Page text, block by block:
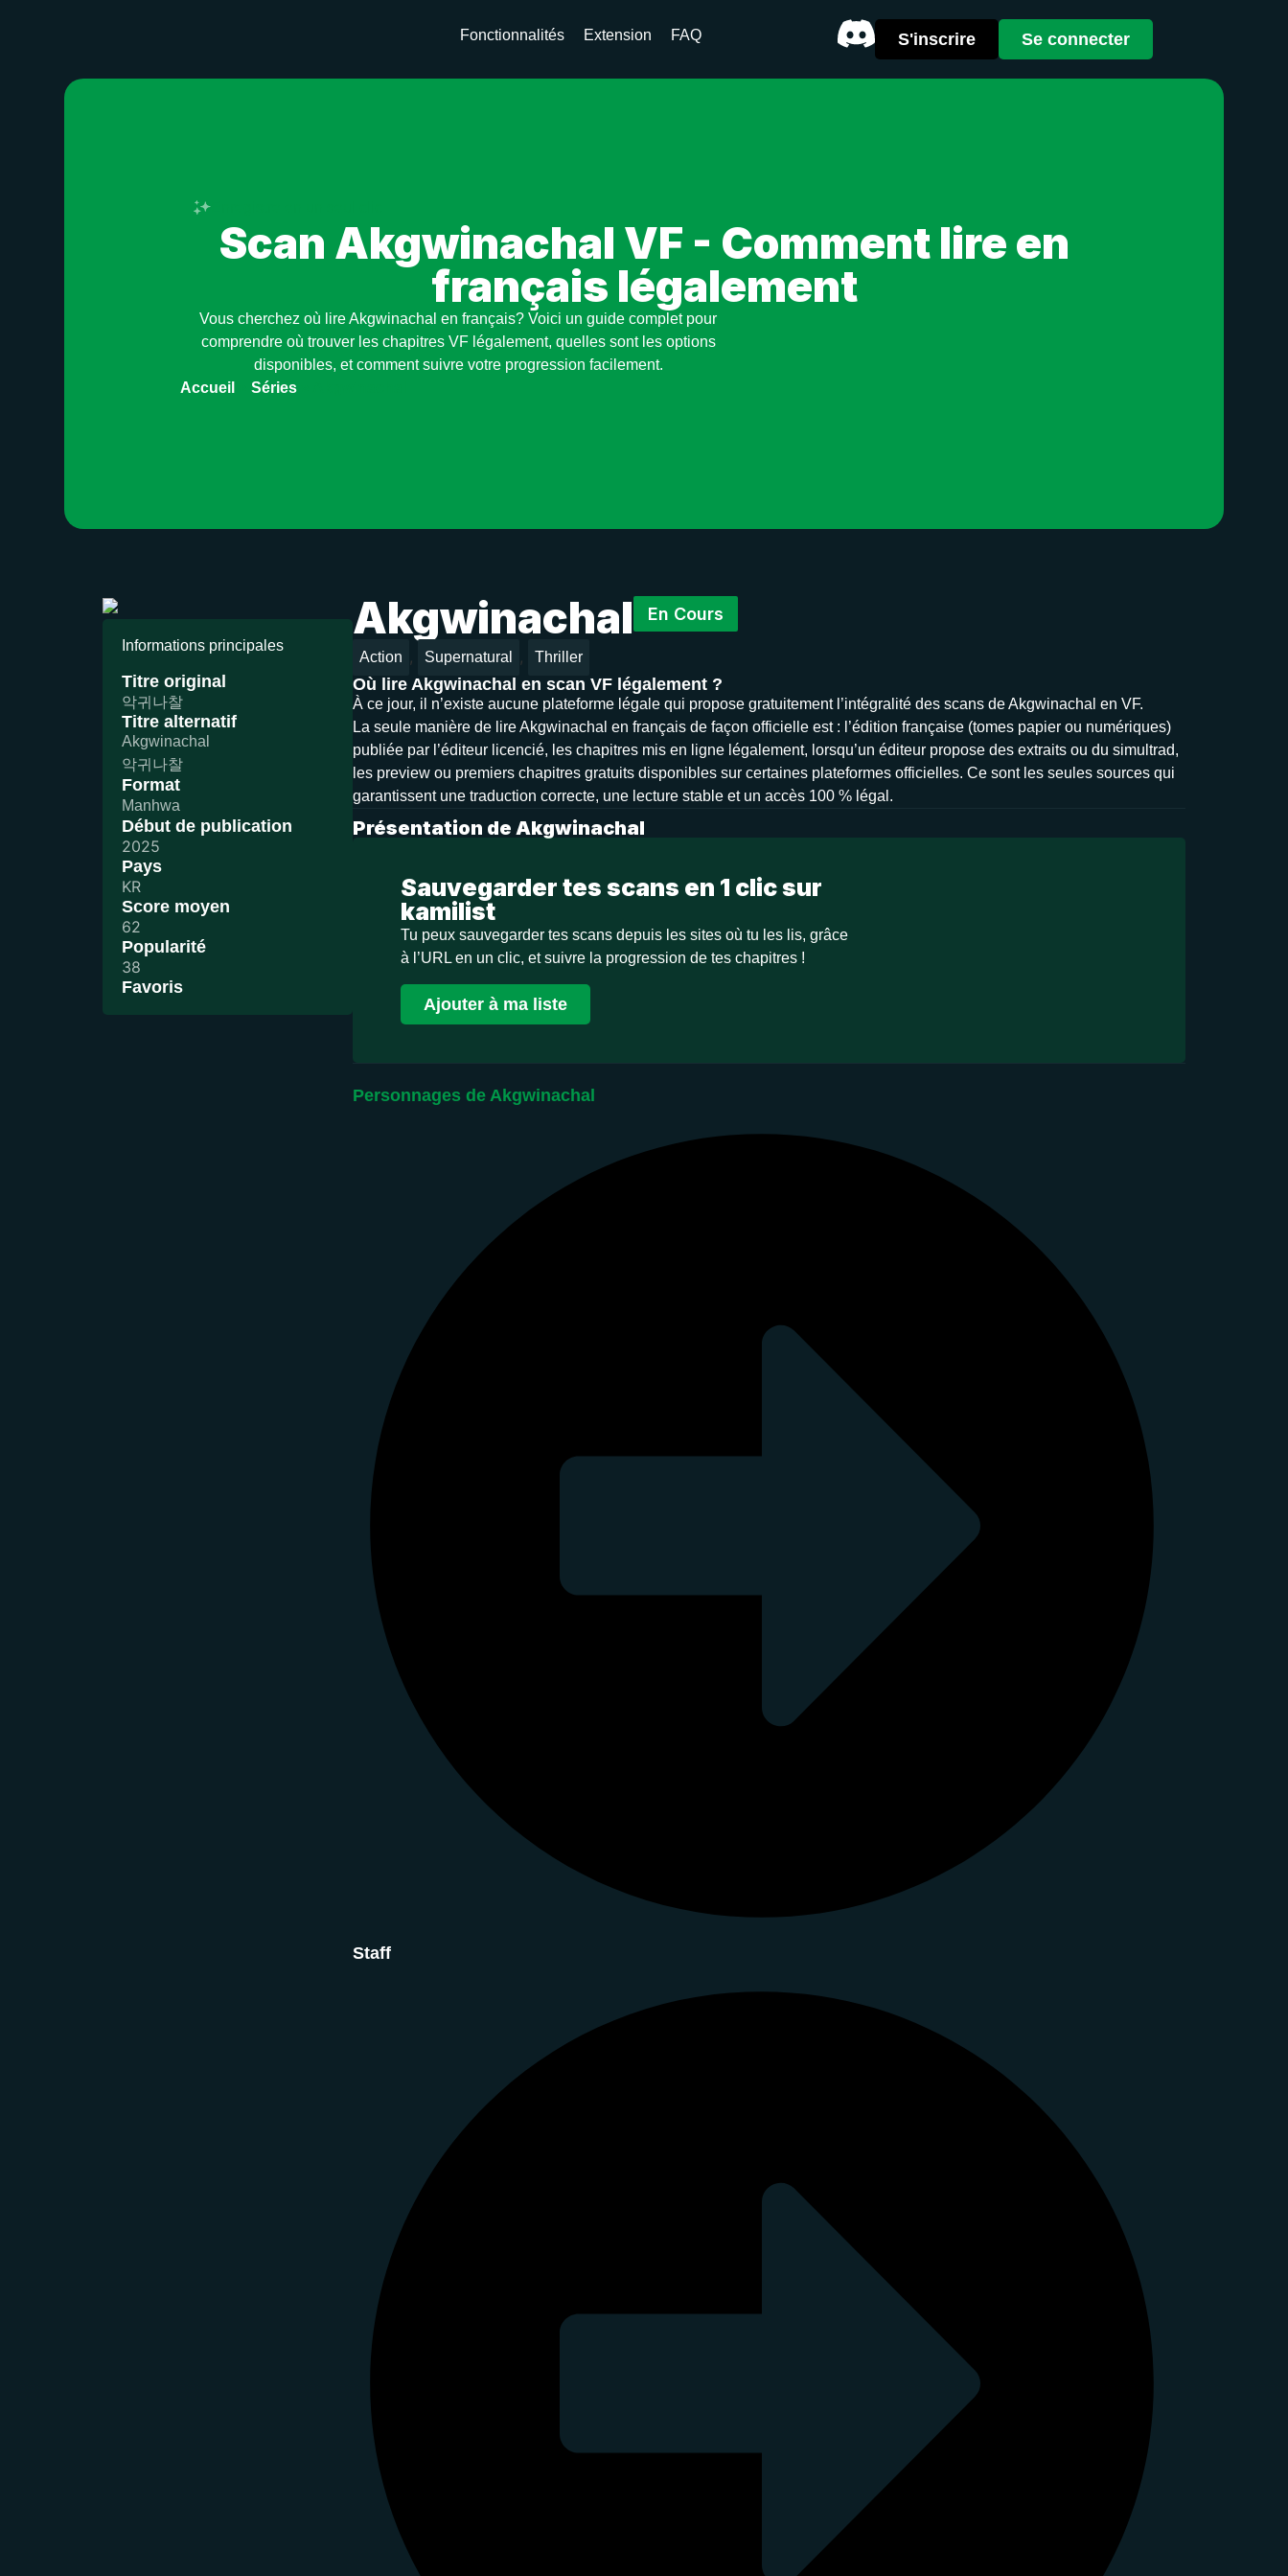
Fonctionnalités Extension FAQ S'inscrire Se connecter
Enregistre en un seul clic
Scan Akgwinachal VF - Comment lire en
français légalement
Vous cherchez où lire Akgwinachal en français? Voici un guide complet pour
comprendre où trouver les chapitres VF légalement, quelles sont les options
disponibles, et comment suivre votre progression facilement.
Accueil
»Séries
Akgwinachal En Cours
Action , Supernatural , Thriller
Où lire Akgwinachal en scan VF légalement ?
À ce jour, il n’existe aucune plateforme légale qui propose gratuitement l’intégralité des scans de Akgwinachal en VF.
La seule manière de lire Akgwinachal en français de façon officielle est : l’édition française (tomes papier ou numériques)
publiée par l’éditeur licencié, les chapitres mis en ligne légalement, lorsqu’un éditeur propose des extraits ou du simultrad,
les preview ou premiers chapitres gratuits disponibles sur certaines plateformes officielles. Ce sont les seules sources qui
garantissent une traduction correcte, une lecture stable et un accès 100 % légal.
Présentation de Akgwinachal
Sauvegarder tes scans en 1 clic sur
kamilist
Tu peux sauvegarder tes scans depuis les sites où tu les lis, grâce
à l’URL en un clic, et suivre la progression de tes chapitres !
Ajouter à ma liste
Personnages de Akgwinachal
Staff
Informations principales
Titre original
악귀나찰
Titre alternatif
Akgwinachal
악귀나찰
Format
Manhwa
Début de publication
2025
Pays
KR
Score moyen
62
Popularité
38
Favoris